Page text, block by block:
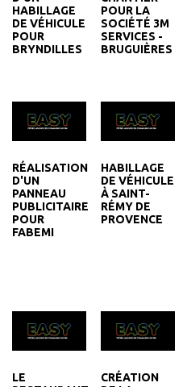
HABILLAGE
DE VÉHICULE
POUR
BRYNDILLES
POUR LA
SOCIÉTÉ 3M
SERVICES -
BRUGUIÈRES
RÉALISATION
D'UN
PANNEAU
PUBLICITAIRE
POUR
FABEMI
HABILLAGE
DE VÉHICULE
À SAINT-
RÉMY DE
PROVENCE
LE
CRÉATION